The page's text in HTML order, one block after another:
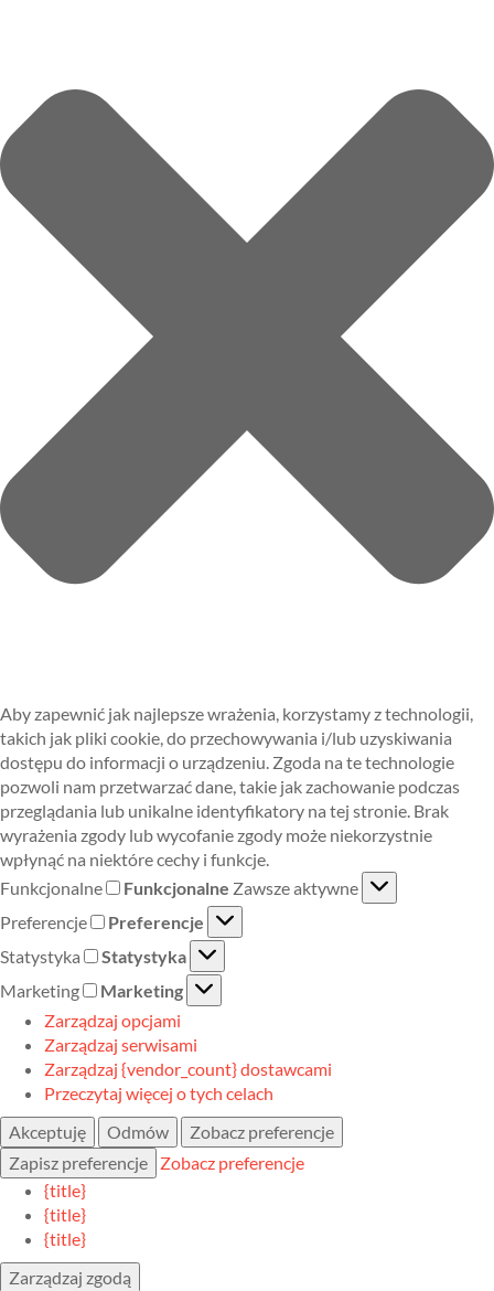
Aby zapewnić jak najlepsze wrażenia, korzystamy z technologii,
takich jak pliki cookie, do przechowywania i/lub uzyskiwania
dostępu do informacji o urządzeniu. Zgoda na te technologie
pozwoli nam przetwarzać dane, takie jak zachowanie podczas
przeglądania lub unikalne identyfikatory na tej stronie. Brak
wyrażenia zgody lub wycofanie zgody może niekorzystnie
wpłynąć na niektóre cechy i funkcje.
Funkcjonalne
Funkcjonalne Zawsze aktywne
Preferencje
Preferencje
Statystyka
Statystyka
Marketing
Marketing
Zarządzaj opcjami
Zarządzaj serwisami
Zarządzaj {vendor_count} dostawcami
Przeczytaj więcej o tych celach
Akceptuję
Odmów
Zobacz preferencje
Zapisz preferencje
Zobacz preferencje
{title}
{title}
{title}
Zarządzaj zgodą